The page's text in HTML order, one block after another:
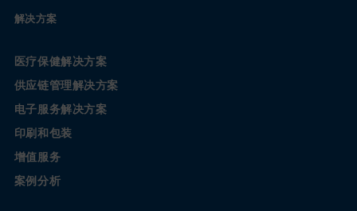
解决方案
医疗保健解决方案
供应链管理解决方案
电子服务解决方案
印刷和包装
增值服务
案例分析